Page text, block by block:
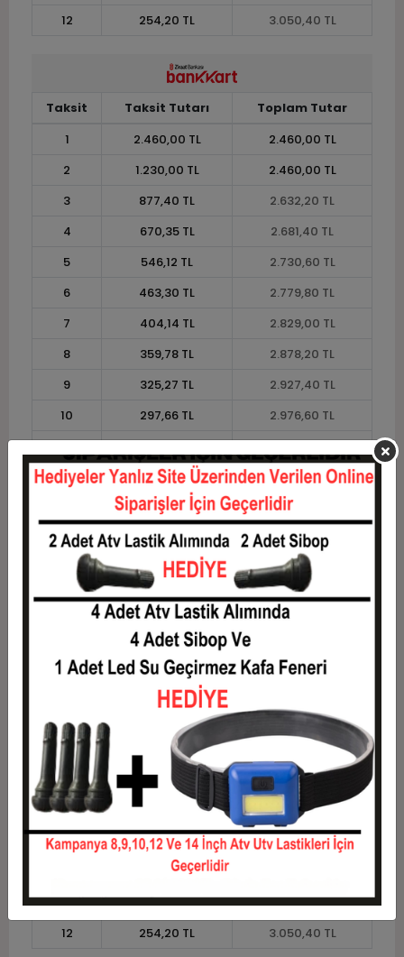
12
254,20 TL 3.050,40 TL
Taksit Taksit Tutarı
Toplam Tutar
1
2.460,00 TL
2.460,00 TL
2
1.230,00 TL
2.460,00 TL
3
877,40 TL
2.632,20 TL
4
670,35 TL
2.681,40 TL
5
546,12 TL
2.730,60 TL
6
463,30 TL
2.779,80 TL
7
404,14 TL
2.829,00 TL
8
359,78 TL
2.878,20 TL
9
325,27 TL
2.927,40 TL
10
297,66 TL
2.976,60 TL
11
272,84 TL
3.001,20 TL
12
254,20 TL 3.050,40 TL
Taksit Taksit Tutarı
Toplam Tutar
1
2.460,00 TL
2.460,00 TL
877,40 TL
2.632,20 TL
670,35 TL
5
2.730,60 TL
6
463,30 TL
2.779,80 TL
7
404,14 TL
2.829,00 TL
8
359,78 TL
2.878,20 TL
9
325,27 TL
2.927,40 TL
297,66 TL
11
272,84 TL
3.001,20 TL
12
254,20 TL 3.050,40 TL